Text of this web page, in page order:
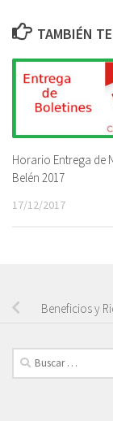
TAMBIÉN
Horario Entrega de
Belén 2017
17/12/2017
Beneficios y
Buscar: